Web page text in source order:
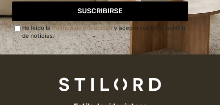
SUSCRIBIRSE
He leído laPolítica de privacidady acepto recibir el boletín
de noticias.